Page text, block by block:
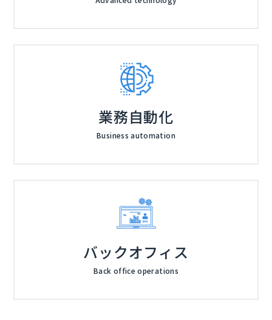
業務自動化
Business automation
バックオフィス
Back office operations